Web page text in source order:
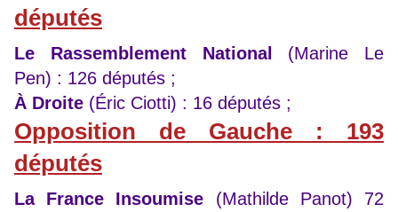
députés
Le Rassemblement National (Marine Le
Pen) : 126 députés ;
À Droite (Éric Ciotti) : 16 députés ;
Opposition de Gauche : 193
députés
La France Insoumise (Mathilde Panot) 72